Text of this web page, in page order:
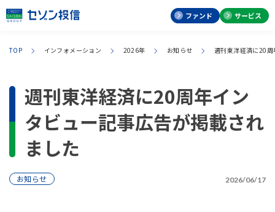
ファンド サービス
TOP インフォメーション 2026年 お知らせ 週刊東洋経済に20
週刊東洋経済に20周年イン
タビュー記事広告が掲載され
ました
お知らせ 2026/06/17